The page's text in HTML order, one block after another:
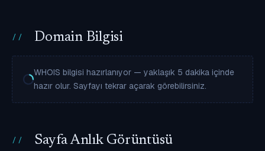
Domain Bilgisi
WHOIS bilgisi hazırlanıyor — yaklaşık 5 dakika içinde
hazır olur. Sayfayı tekrar açarak görebilirsiniz.
Sayfa Anlık Görüntüsü